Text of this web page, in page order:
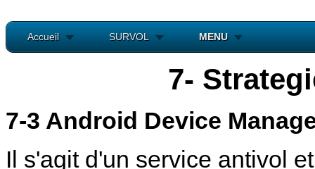
Accueil SURVOL MENU
7-
7-3 Android Device
Il s'agit d'un service antivol